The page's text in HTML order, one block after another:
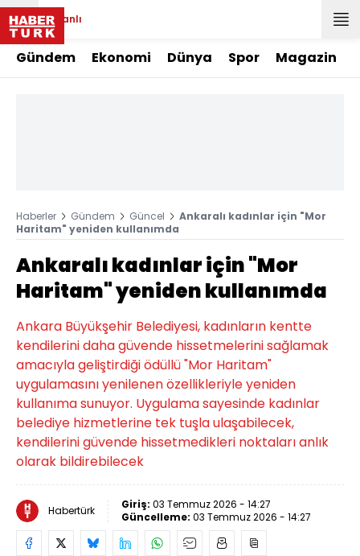
Canlı
Gündem Ekonomi Dünya Spor Magazin
Haberler Gündem Güncel
Ankaralı kadınlar için "Mor
Haritam" yeniden kullanımda
Ankaralı kadınlar için "Mor
Haritam" yeniden kullanımda
Ankara Büyükşehir Belediyesi, kadınların kentte
kendilerini daha güvende hissetmelerini sağlamak
amacıyla geliştirdiği ödüllü "Mor Haritam"
uygulamasını yenilenen özellikleriyle yeniden
kullanıma sunuyor. Uygulama sayesinde kadınlar
belediye hizmetlerine tek tuşla ulaşabilecek,
kendilerini güvende hissetmedikleri noktaları anlık
olarak bildirebilecek
Habertürk Giriş: 03 Temmuz 2026 - 14:27
Güncelleme: 03 Temmuz 2026 - 14:27